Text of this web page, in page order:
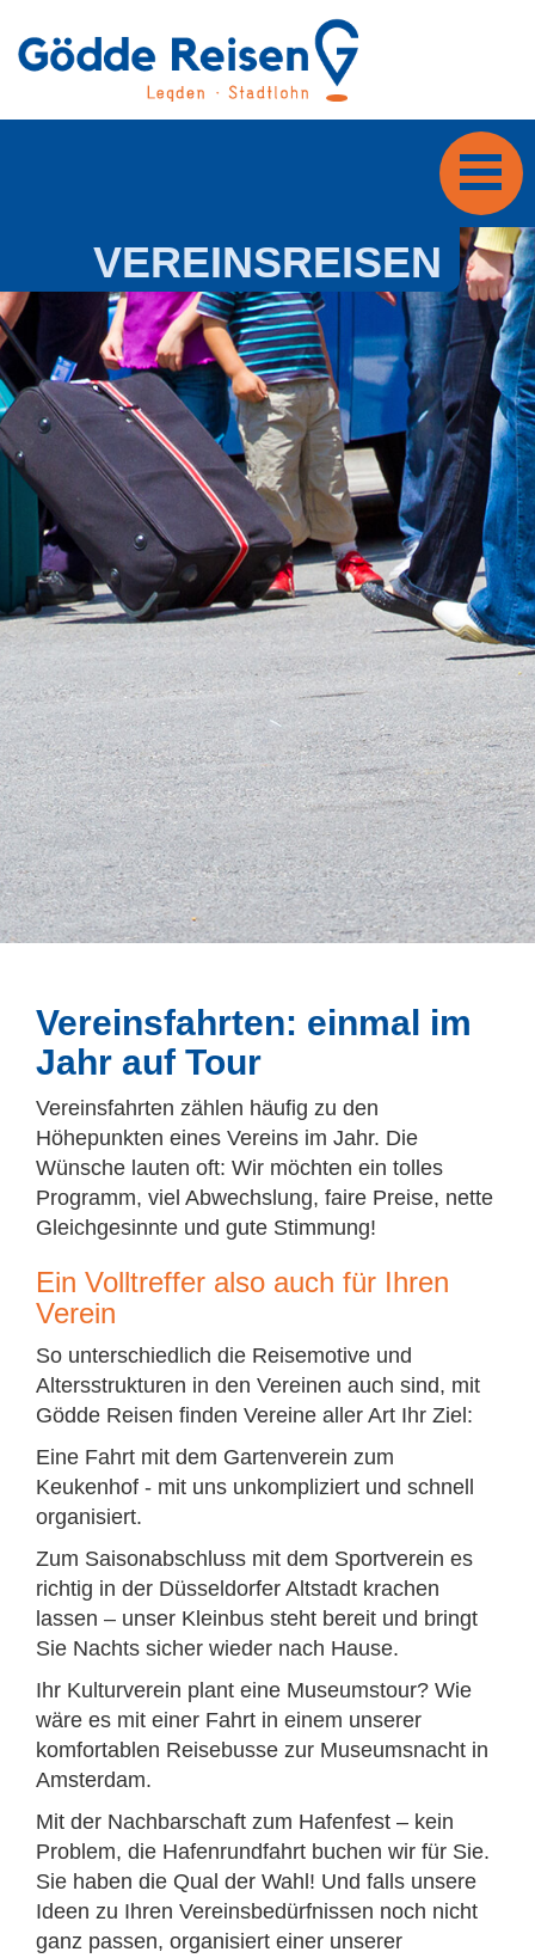
VER­EINS­REI­SEN
Ver­eins­fahr­ten: ein­mal im
Jahr auf Tour
Vereinsfahrten zählen häufig zu den
Höhepunkten eines Vereins im Jahr. Die
Wünsche lauten oft: Wir möchten ein tolles
Programm, viel Abwechslung, faire Preise, nette
Gleichgesinnte und gute Stimmung!
Ein Voll­tref­fer also auch für Ih­ren
Ver­ein
So unterschiedlich die Reisemotive und
Altersstrukturen in den Vereinen auch sind, mit
Gödde Reisen finden Vereine aller Art Ihr Ziel:
Eine Fahrt mit dem Gartenverein zum
Keukenhof - mit uns unkompliziert und schnell
organisiert.
Zum Saisonabschluss mit dem Sportverein es
richtig in der Düsseldorfer Altstadt krachen
lassen – unser Kleinbus steht bereit und bringt
Sie Nachts sicher wieder nach Hause.
Ihr Kulturverein plant eine Museumstour? Wie
wäre es mit einer Fahrt in einem unserer
komfortablen Reisebusse zur Museumsnacht in
Amsterdam.
Mit der Nachbarschaft zum Hafenfest – kein
Problem, die Hafenrundfahrt buchen wir für Sie.
Sie haben die Qual der Wahl! Und falls unsere
Ideen zu Ihren Vereinsbedürfnissen noch nicht
ganz passen, organisiert einer unserer